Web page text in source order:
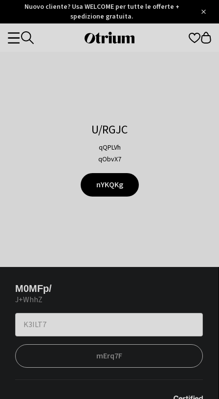
Otrium
Trustpilot
Nuovo cliente? Usa WELCOME per tutte le offerte +
spedizione gratuita.
Otrium
Categories
U/RGJC
qQPLVh
qObvX7
nYKQKg
M0MFp/
J+WhhZ
mErq7F